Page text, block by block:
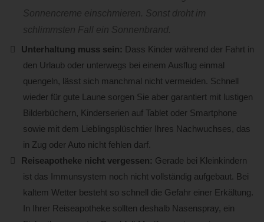
Sonnencreme einschmieren. Sonst droht im
schlimmsten Fall ein Sonnenbrand.
Unterhaltung muss sein: Dass Kinder während der Fahrt in
den Urlaub oder unterwegs bei einem Ausflug einmal
quengeln, lässt sich manchmal nicht vermeiden. Schnell
wieder für gute Laune sorgen Sie aber garantiert mit lustigen
Bilderbüchern, Kinderserien auf Tablet oder Smartphone
sowie mit dem Lieblingsplüschtier Ihres Nachwuchses, das
in Zug oder Auto nicht fehlen darf.
Reiseapotheke nicht vergessen: Gerade bei Kleinkindern
ist das Immunsystem noch nicht vollständig aufgebaut. Bei
kaltem Wetter besteht so schnell die Gefahr einer Erkältung.
In Ihrer Reiseapotheke sollten deshalb Nasenspray, ein